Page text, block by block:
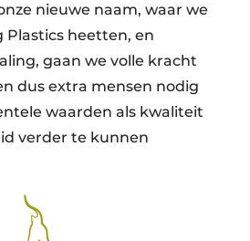
nieuwe naam, waar we
Plastics heetten, en
gaan we volle kracht
dus extra mensen nodig
waarden als kwaliteit
verder te kunnen